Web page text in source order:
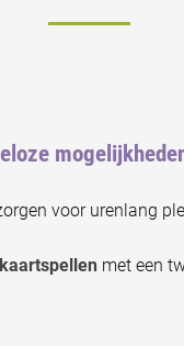
voor urenlang
met een